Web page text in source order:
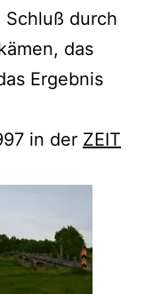
Schluß durch
das
Ergebnis
in der ZEIT